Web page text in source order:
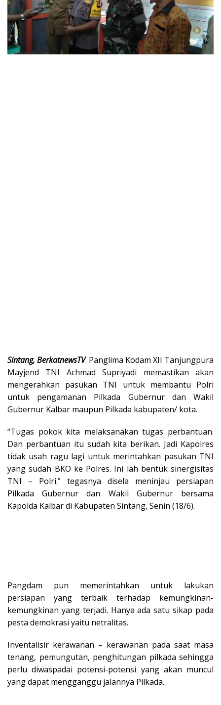
Sintang, BerkatnewsTV. Panglima Kodam XII Tanjungpura
Mayjend TNI Achmad Supriyadi memastikan akan
mengerahkan pasukan TNI untuk membantu Polri
untuk pengamanan Pilkada Gubernur dan Wakil
Gubernur Kalbar maupun Pilkada kabupaten/ kota.
“Tugas pokok kita melaksanakan tugas perbantuan.
Dan perbantuan itu sudah kita berikan. Jadi Kapolres
tidak usah ragu lagi untuk merintahkan pasukan TNI
yang sudah BKO ke Polres. Ini lah bentuk sinergisitas
TNI – Polri.” tegasnya disela meninjau persiapan
Pilkada Gubernur dan Wakil Gubernur bersama
Kapolda Kalbar di Kabupaten Sintang, Senin (18/6).
Pangdam pun memerintahkan untuk lakukan
persiapan yang terbaik terhadap kemungkinan-
kemungkinan yang terjadi. Hanya ada satu sikap pada
pesta demokrasi yaitu netralitas.
Inventalisir kerawanan – kerawanan pada saat masa
tenang, pemungutan, penghitungan pilkada sehingga
perlu diwaspadai potensi-potensi yang akan muncul
yang dapat mengganggu jalannya Pilkada.